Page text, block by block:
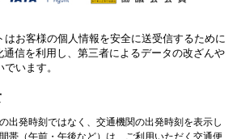
はお客様の個人情報を安全に送受信するために
通信を利用し、第三者によるデータの改ざんや
います。
出発時刻ではなく、交通機関の出発時刻を表示し
帯（午前・午後など）は、ご利用いただく交通便